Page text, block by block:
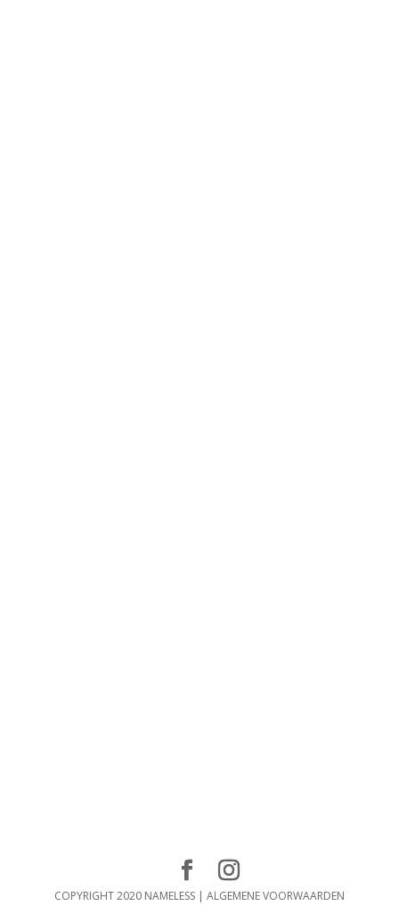
COPYRIGHT 2020 NAMELESS | ALGEMENE VOORWAARDEN